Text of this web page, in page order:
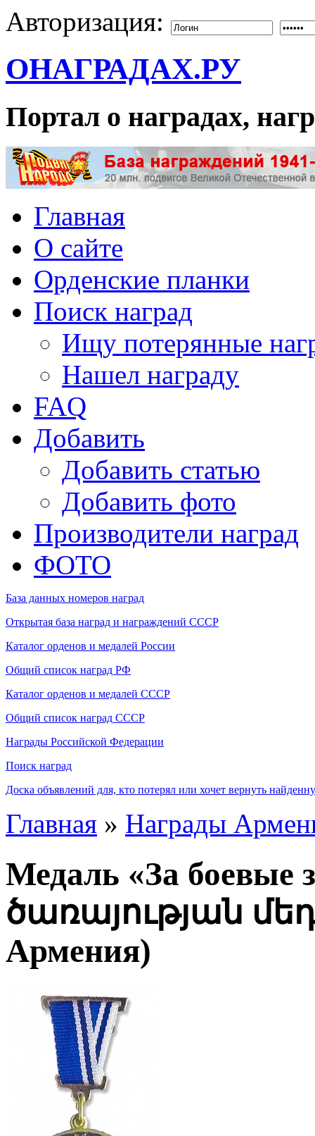
Авторизация:
ОНАГРАДАХ.РУ
Портал о наградах,
Главная
О сайте
Орденские планки
Поиск наград
Ищу потерянные
Нашел награду
FAQ
Добавить
Добавить статью
Добавить фото
Производители наград
ФОТО
База данных номеров наград
Открытая база наград и награждений СССР
Каталог орденов и медалей России
Общий список наград РФ
Каталог орденов и медалей СССР
Общий список наград СССР
Награды Российской Федерации
Поиск наград
Доска объявлений для, кто потерял или хочет вернуть
Главная » Награды
Медаль «За
ծառայության
Армения)